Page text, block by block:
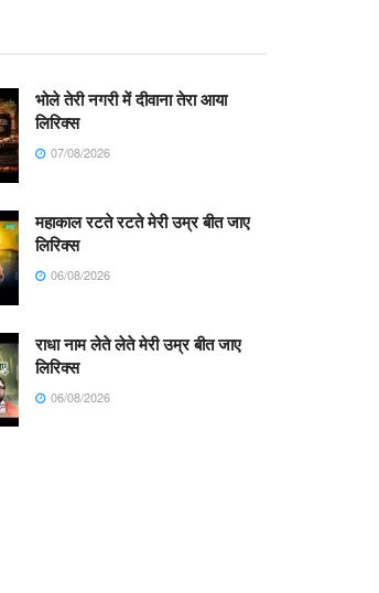
भोले तेरी नगरी में दीवाना तेरा आया
लिरिक्स
07/08/2026
महाकाल रटते रटते मेरी उम्र बीत जाए
लिरिक्स
06/08/2026
राधा नाम लेते लेते मेरी उम्र बीत जाए
लिरिक्स
06/08/2026